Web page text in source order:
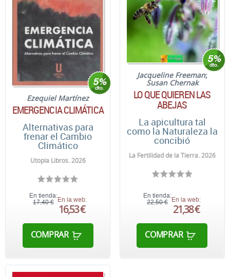
Ezequiel Martínez
EMERGENCIA CLIMÁTICA
Alternativas para
frenar el Cambio
Climático
Utopía Libros. 2026
En tienda:
17,40 € En la web:
16,53 €
COMPRAR
Jacqueline Freeman;
Susan Chernak
LO QUE QUIEREN LAS
ABEJAS
La apicultura tal
como la Naturaleza la
concibió
La Fertilidad de la Tierra. 2026
En tienda:
22,50 € En la web:
21,38 €
COMPRAR